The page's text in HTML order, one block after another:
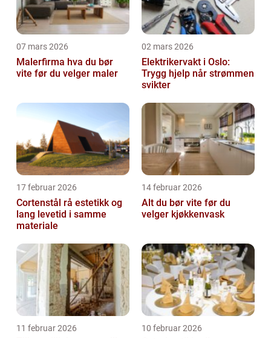
07 mars 2026
Malerfirma hva du bør
vite før du velger maler
02 mars 2026
Elektrikervakt i Oslo:
Trygg hjelp når strømmen
svikter
17 februar 2026
Cortenstål rå estetikk og
lang levetid i samme
materiale
14 februar 2026
Alt du bør vite før du
velger kjøkkenvask
11 februar 2026 10 februar 2026